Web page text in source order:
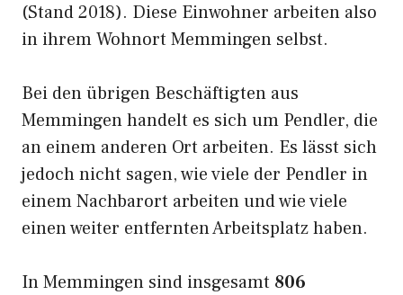
(Stand 2018). Diese Einwohner arbeiten also
in ihrem Wohnort Memmingen selbst.
Bei den übrigen Beschäftigten aus
Memmingen handelt es sich um Pendler, die
an einem anderen Ort arbeiten. Es lässt sich
jedoch nicht sagen, wie viele der Pendler in
einem Nachbarort arbeiten und wie viele
einen weiter entfernten Arbeitsplatz haben.
In Memmingen sind insgesamt 806